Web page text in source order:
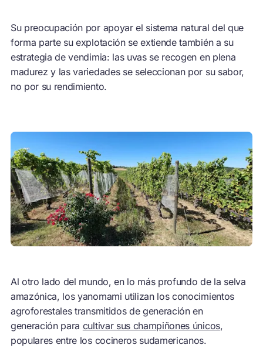
Su preocupación por apoyar el sistema natural del que
forma parte su explotación se extiende también a su
estrategia de vendimia: las uvas se recogen en plena
madurez y las variedades se seleccionan por su sabor,
no por su rendimiento.
Al otro lado del mundo, en lo más profundo de la selva
amazónica, los yanomami utilizan los conocimientos
agroforestales transmitidos de generación en
generación para cultivar sus champiñones únicos,
populares entre los cocineros sudamericanos.